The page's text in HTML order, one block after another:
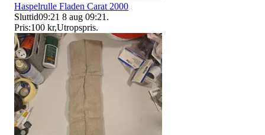
Haspelrulle Fladen Carat 2000
Sluttid09:21 8 aug 09:21 .
Pris:100 kr,Utropspris.